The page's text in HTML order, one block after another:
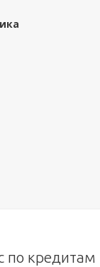
по кредитам